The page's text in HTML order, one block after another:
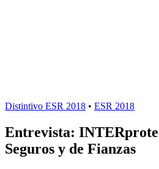
Distintivo ESR 2018 • ESR 2018
Entrevista:
Seguros y de Fianzas